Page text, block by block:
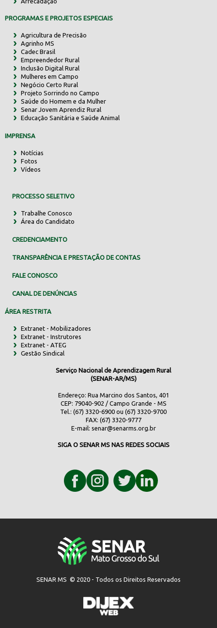
PROGRAMAS E PROJETOS ESPECIAIS
Agricultura de Precisão
Agrinho MS
Cadec Brasil
Empreendedor Rural
Inclusão Digital Rural
Mulheres em Campo
Negócio Certo Rural
Projeto Sorrindo no Campo
Saúde do Homem e da Mulher
Senar Jovem Aprendiz Rural
Educação Sanitária e Saúde Animal
IMPRENSA
Notícias
Fotos
Vídeos
PROCESSO SELETIVO
Trabalhe Conosco
Área do Candidato
CREDENCIAMENTO
TRANSPARÊNCIA E PRESTAÇÃO DE CONTAS
FALE CONOSCO
CANAL DE DENÚNCIAS
ÁREA RESTRITA
Extranet - Mobilizadores
Extranet - Instrutores
Extranet - ATEG
Gestão Sindical
Serviço Nacional de Aprendizagem Rural
(SENAR-AR/MS)
Endereço: Rua Marcino dos Santos, 401
CEP: 79040-902 / Campo Grande - MS
Tel.: (67) 3320-6900 ou (67) 3320-9700
FAX: (67) 3320-9777
E-mail: senar@senarms.org.br
SIGA O SENAR MS NAS REDES SOCIAIS
SENAR MS © 2020 - Todos os Direitos Reservados